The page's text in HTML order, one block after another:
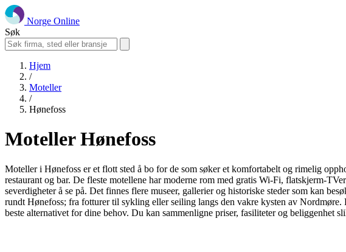
Norge Online
Søk
Hjem
/
Moteller
/
Hønefoss
Moteller Hønefoss
Moteller i Hønefoss er et flott sted å bo for de som søker et komfortabelt og rimelig
restaurant og bar. De fleste motellene har moderne rom med gratis Wi-Fi, flatskjerm-
severdigheter å se på. Det finnes flere museer, gallerier og historiske steder som kan
rundt Hønefoss; fra fotturer til sykling eller seiling langs den vakre kysten av
beste alternativet for dine behov. Du kan sammenligne priser, fasiliteter og